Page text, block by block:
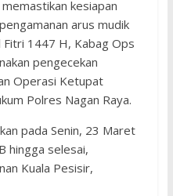
kesiapan
arus mudik
1447 H, Kabag Ops
pengecekan
Operasi Ketupat
Polres Nagan Raya.
pada Senin, 23 Maret
hingga selesai,
Kuala Pesisir,